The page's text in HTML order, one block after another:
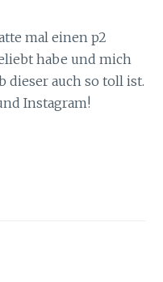
mal einen p2
habe und mich
dieser auch so toll ist.
Instagram!